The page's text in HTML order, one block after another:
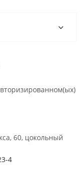
60, цокольный
4